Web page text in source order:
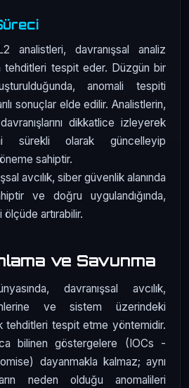
analistleri, davranışsal analiz
tehditleri tespit eder. Düzgün bir
anomali tespiti
sonuçlar elde edilir. Analistlerin,
dikkatlice izleyerek
sürekli olarak güncelleyip
sahiptir.
avcılık, siber güvenlik alanında
ve doğru uygulandığında,
artırabilir.
ve Savunma
davranışsal avcılık,
ve sistem üzerindeki
tehditleri tespit etme yöntemidir.
bilinen göstergelere (IOCs -
dayanmakla kalmaz; aynı
neden olduğu anomalileri